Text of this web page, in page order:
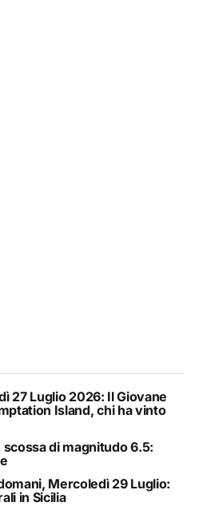
27 Luglio 2026: Il Giovane
Island, chi ha vinto
di magnitudo 6.5:
Mercoledì 29 Luglio:
in Sicilia